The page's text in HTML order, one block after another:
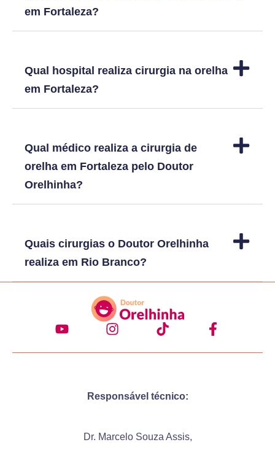
em Fortaleza?
Qual hospital realiza cirurgia na orelha
em Fortaleza?
Qual médico realiza a cirurgia de
orelha em Fortaleza pelo Doutor
Orelhinha?
Quais cirurgias o Doutor Orelhinha
realiza em Rio Branco?
Responsável técnico:
Dr. Marcelo Souza Assis,